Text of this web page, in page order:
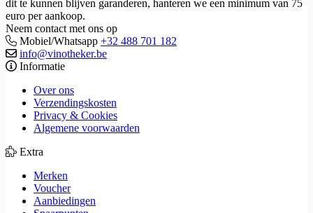
dit te kunnen blijven garanderen, hanteren we een minimum van 75
euro per aankoop.
Neem contact met ons op
Mobiel/Whatsapp +32 488 701 182
info@vinotheker.be
Informatie
Over ons
Verzendingskosten
Privacy & Cookies
Algemene voorwaarden
Extra
Merken
Voucher
Aanbiedingen